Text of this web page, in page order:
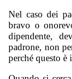
Nel caso dei
bravo o
dipendente,
padrone, non
perché questo